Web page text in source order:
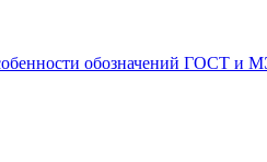
обозначений ГОСТ и